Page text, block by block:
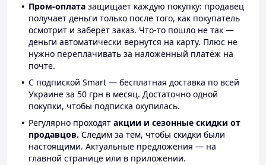
Пром-оплата защищает каждую покупку: продавец
получает деньги только после того, как покупатель
осмотрит и заберёт заказ. Что-то пошло не так —
деньги автоматически вернутся на карту. Плюс не
нужно переплачивать за наложенный платёж на
почте.
С подпиской Smart — бесплатная доставка по всей
Украине за 50 грн в месяц. Достаточно одной
покупки, чтобы подписка окупилась.
Регулярно проходят акции и сезонные скидки от
продавцов. Следим за тем, чтобы скидки были
настоящими. Актуальные предложения — на
главной странице или в приложении.